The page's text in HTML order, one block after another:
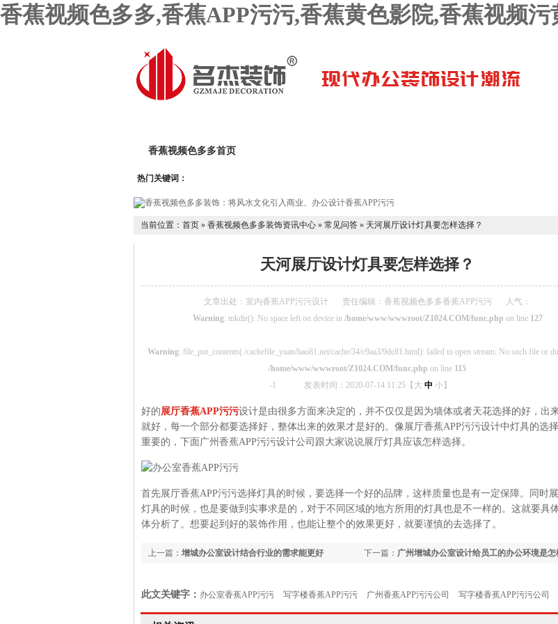
香蕉视频色多多,香蕉APP污污,香蕉黄色影院,香蕉视频污
香蕉视频色多多首页
香蕉黄色影院设计团队
热门关键词：
当前位置： 首页 » 香蕉视频色多多装饰资讯中心 » 常见问答 » 天河展厅设计灯具要怎样选择？
天河展厅设计灯具要怎样选择？
文章出处：室内香蕉APP污污设计 责任编辑：香蕉视频色多多香蕉APP污污
人气：
Warning: mkdir(): No space left on device in /home/www/wwwroot/Z1024.COM/func.php on line 127
Warning: file_put_contents(./cachefile_yuan/hao81.net/cache/34/c9aa3/9dc81.html): failed to open stream: No such file or
/home/www/wwwroot/Z1024.COM/func.php on line 115
-1
发表时间：2020-07-14 11:25【 大 中 小】
好的展厅香蕉APP污污设计是由很多方面来决定的，并不仅仅是因为墙体或者天花选择的好，出
就好，每一个部分都要选择好，整体出来的效果才是好的。像展厅香蕉APP污污设计中灯具的选
重要的，下面广州香蕉APP污污设计公司跟大家说说展厅灯具应该怎样选择。
首先展厅香蕉APP污污选择灯具的时候，要选择一个好的品牌，这样质量也是有一定保障。同时
灯具的时候，也是要做到实事求是的，对于不同区域的地方所用的灯具也是不一样的。这就要具
体分析了。想要起到好的装饰作用，也能让整个的效果更好，就要谨慎的去选择了。
下一篇： 广州增城办公室设计给员工的办公环境是怎样
上一篇： 增城办公室设计结合行业的需求能更好
此文关键字： 办公室香蕉APP污污 写字楼香蕉APP污污 广州香蕉APP污污公司 写字楼香蕉APP污污公司
室设计